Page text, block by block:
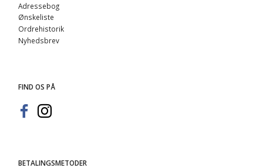
Adressebog
Ønskeliste
Ordrehistorik
Nyhedsbrev
FIND OS PÅ
BETALINGSMETODER